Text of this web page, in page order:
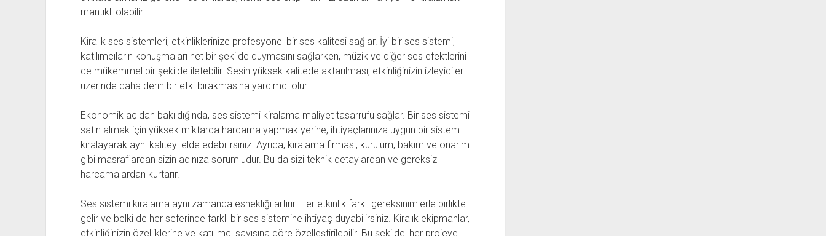
mantıklı olabilir.
Kiralık ses sistemleri, etkinliklerinize profesyonel bir ses kalitesi sağlar. İyi bir ses sistemi,
katılımcıların konuşmaları net bir şekilde duymasını sağlarken, müzik ve diğer ses efektlerini
de mükemmel bir şekilde iletebilir. Sesin yüksek kalitede aktarılması, etkinliğinizin izleyiciler
üzerinde daha derin bir etki bırakmasına yardımcı olur.
Ekonomik açıdan bakıldığında, ses sistemi kiralama maliyet tasarrufu sağlar. Bir ses sistemi
satın almak için yüksek miktarda harcama yapmak yerine, ihtiyaçlarınıza uygun bir sistem
kiralayarak aynı kaliteyi elde edebilirsiniz. Ayrıca, kiralama firması, kurulum, bakım ve onarım
gibi masraflardan sizin adınıza sorumludur. Bu da sizi teknik detaylardan ve gereksiz
harcamalardan kurtarır.
Ses sistemi kiralama aynı zamanda esnekliği artırır. Her etkinlik farklı gereksinimlerle birlikte
gelir ve belki de her seferinde farklı bir ses sistemine ihtiyaç duyabilirsiniz. Kiralık ekipmanlar,
etkinliğinizin özelliklerine ve katılımcı sayısına göre özelleştirilebilir. Bu şekilde, her projeye